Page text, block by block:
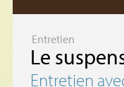
Entretien
Le
Entretien